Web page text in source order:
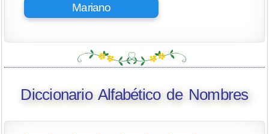
Mariano
Diccionario Alfabético de Nombres